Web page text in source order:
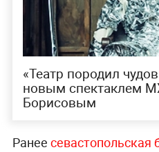
«Театр породил
новым спектаклем
Борисовым
Ранее севастопольская